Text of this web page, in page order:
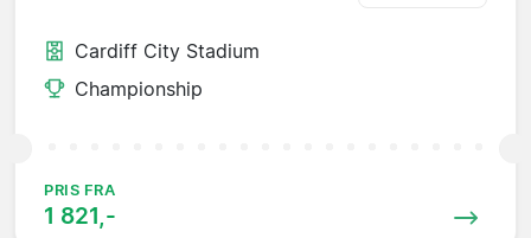
Cardiff City Stadium
Championship
PRIS FRA
1 821,-